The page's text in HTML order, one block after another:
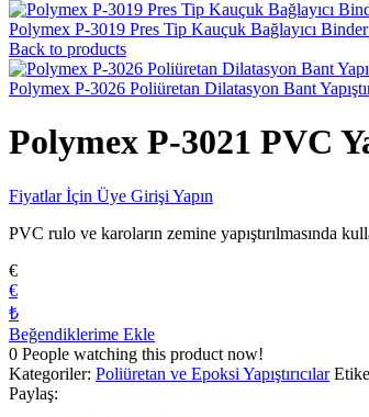
Polymex P-3019 Pres Tip Kauçuk Bağlayıcı Binder
Back to products
Polymex P-3026 Poliüretan Dilatasyon Bant
Polymex P-3021 PVC
Fiyatlar İçin Üye Girişi Yapın
PVC rulo ve karoların zemine yapıştırılmasında
€
€
₺
Beğendiklerime Ekle
0 People watching this product now!
Kategoriler: Poliüretan ve Epoksi Yapıştırıcılar
Paylaş: